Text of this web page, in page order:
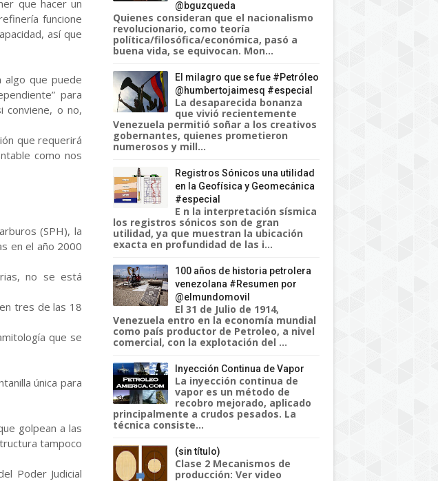
que hacer un
funcione
así que
algo que puede
para
conviene, o no,
que requerirá
como nos
(SPH), la
en el año 2000
no se está
tres de las 18
que se
única para
golpean a las
tampoco
Poder Judicial
@bguzqueda
Quienes consideran que el nacionalismo
revolucionario, como teoría
política/filosófica/económica, pasó a
buena vida, se equivocan. Mon...
El milagro que se fue #Petróleo
@humbertojaimesq #especial
La desaparecida bonanza
que vivió recientemente
Venezuela permitió soñar a los creativos
gobernantes, quienes prometieron
numerosos y mill...
Registros Sónicos una utilidad
en la Geofísica y Geomecánica
#especial
E n la interpretación sísmica
los registros sónicos son de gran
utilidad, ya que muestran la ubicación
exacta en profundidad de las i...
100 años de historia petrolera
venezolana #Resumen por
@elmundomovil
El 31 de Julio de 1914,
Venezuela entro en la economía mundial
como país productor de Petroleo, a nivel
comercial, con la explotación del ...
Inyección Continua de Vapor
La inyección continua de
vapor es un método de
recobro mejorado, aplicado
principalmente a crudos pesados. La
técnica consiste...
(sin título)
Clase 2 Mecanismos de
producción: Ver video